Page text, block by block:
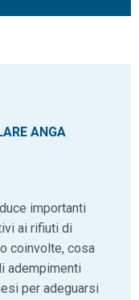
ANGA
importanti
ai rifiuti di
coinvolte, cosa
adempimenti
per adeguarsi